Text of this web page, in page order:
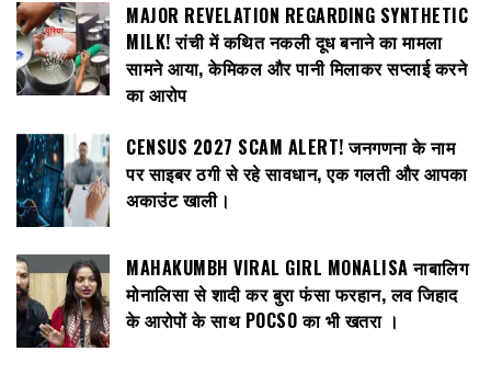
MAJOR REVELATION REGARDING SYNTHETIC
MILK! रांची में कथित नकली दूध बनाने का मामला
सामने आया, केमिकल और पानी मिलाकर सप्लाई करने
का आरोप
CENSUS 2027 SCAM ALERT! जनगणना के नाम
पर साइबर ठगी से रहे सावधान, एक गलती और आपका
अकाउंट खाली।
MAHAKUMBH VIRAL GIRL MONALISA नाबालिग
मोनालिसा से शादी कर बुरा फंसा फरहान, लव जिहाद
के आरोपों के साथ POCSO का भी खतरा ।